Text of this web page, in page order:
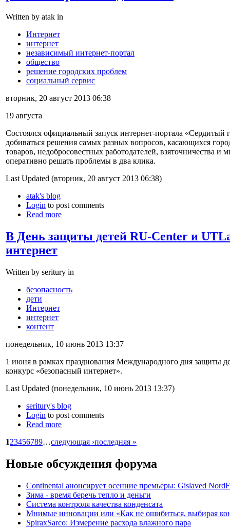
Written by atak in
Интернет
интернет
независимый интернет-портал
общество
решение городских проблем
социальный сервис
вторник, 20 август 2013 06:38
19 августа
Состоялся официальный запуск интернет-портала
добиваться решения самых разных вопросов, касающихся
товаров, недобросовестных работодателей, взяточничества и
оперативно решать проблемы в два клика.
Last Updated (вторник, 20 август 2013 06:38)
atak's blog
Login to post comments
Read more
В День защиты детей RU-Center и
интернет
Written by seritury in
безопасность
дети
Интернет
интернет
контент
понедельник, 10 июнь 2013 13:37
1 июня в рамках празднования Международного дня защиты
конкурс «безопасный интернет».
Last Updated (понедельник, 10 июнь 2013 13:37)
seritury's blog
Login to post comments
Read more
123456789…следующая ›последняя »
Новые обсуждения форума
Continental анонсирует осенние премьеры: Gislaved
Зима - время беречь тепло и деньги
Система контроля качества конденсата
Мнимые инновации или «Как не ошибиться, выбирая
SpiraxSarco: Измерение расхода влажного пара